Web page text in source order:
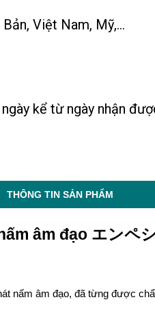
THÔNG TIN SẢN PHẨM
Việt Nam, Mỹ,...
kể từ ngày nhận
âm đạo エンペ
nấm âm đạo, đã từng được